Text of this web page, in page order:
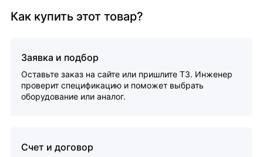
Как купить этот товар?
Заявка и подбор
Оставьте заказ на сайте или пришлите ТЗ. Инженер
проверит спецификацию и поможет выбрать
оборудование или аналог.
Счет и договор